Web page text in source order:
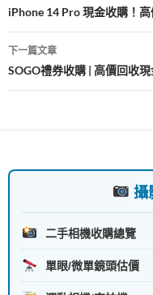
k
章
導
覽
iPhone 14 Pro 現金收購！
下一篇文章
SOGO禮券收購 | 高價回收
攝
二手相機收購總覽
單眼/微單鏡頭估價